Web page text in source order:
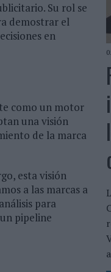
Su rol se
demostrar el
en
como un motor
una visión
de la marca
esta visión
a las marcas a
para
pipeline